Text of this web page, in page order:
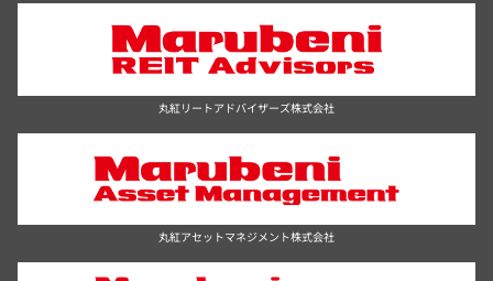
丸紅リートアドバイザーズ株式会社
丸紅アセットマネジメント株式会社